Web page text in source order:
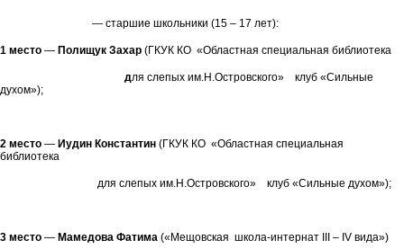
— старшие школьники (15 – 17 лет):
1 место — Полищук Захар (ГКУК КО «Областная специальная библиотека
для слепых им.Н.Островского» клуб «Сильные
духом»);
2 место — Иудин Константин (ГКУК КО «Областная специальная
библиотека
для слепых им.Н.Островского» клуб «Сильные духом»);
3 место — Мамедова Фатима («Мещовская школа-интернат III – IV вида»)